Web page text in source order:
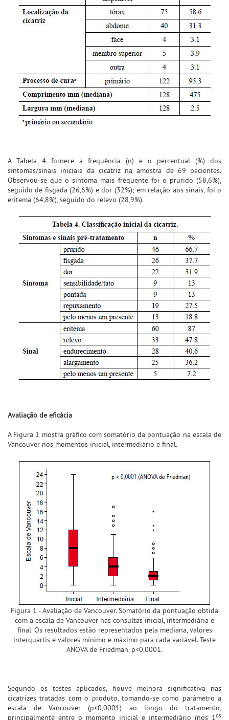
A Tabela 4 fornece a frequência (n) e o percentual (%) dos
sintomas/sinais iniciais da cicatriz na amostra de 69 pacientes.
Observou-se que o sintoma mais frequente foi o prurido (58,6%),
seguido de fisgada (26,6%) e dor (32%); em relação aos sinais, foi o
eritema (64,8%), seguido do relevo (28,9%).
Avaliação de eficácia
A Figura 1 mostra gráfico com somatório da pontuação na escala de
Vancouver nos momentos inicial, intermediário e final.
Figura 1 - Avaliação de Vancouver. Somatório da pontuação obtida
com a escala de Vancouver nas consultas inicial, intermediária e
final. Os resultados estão representados pela mediana, valores
interquartis e valores mínimo e máximo para cada variável. Teste
ANOVA de Friedman, p<0,0001.
Segundo os testes aplicados, houve melhora significativa nas
cicatrizes tratadas com o produto, tomando-se como parâmetro a
escala de Vancouver (p<0,0001) ao longo do tratamento,
principalmente entre o momento inicial e intermediário (nos 1os